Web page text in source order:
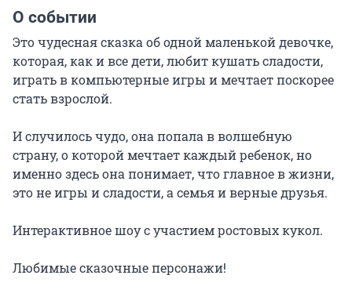
О событии
Это чудесная сказка об одной маленькой девочке,
которая, как и все дети, любит кушать сладости,
играть в компьютерные игры и мечтает поскорее
стать взрослой.
И случилось чудо, она попала в волшебную
страну, о которой мечтает каждый ребенок, но
именно здесь она понимает, что главное в жизни,
это не игры и сладости, а семья и верные друзья.
Интерактивное шоу с участием ростовых кукол.
Любимые сказочные персонажи!